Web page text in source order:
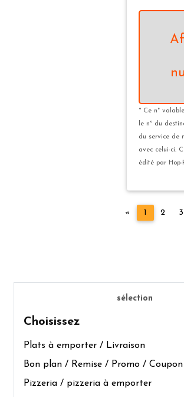
* Ce n°
le n° du
du service de
avec celui-ci.
édité par Hop-
« Précédent
1 2 3
sélection
Choisissez
Plats à emporter / Livraison
Bon plan / Remise / Promo / Coupon
Pizzeria / pizzeria à emporter